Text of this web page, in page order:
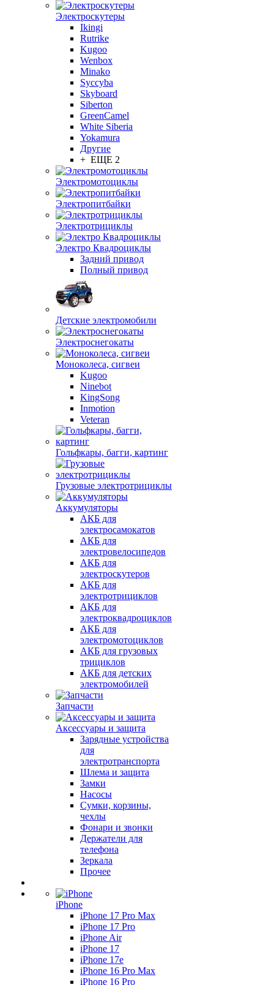
Электроскутеры
Ikingi
Rutrike
Kugoo
Wenbox
Minako
Syccyba
Skyboard
Siberton
GreenCamel
White Siberia
Yokamura
Другие
+ ЕЩЕ 2
Электромотоциклы
Электропитбайки
Электротрициклы
Электро Квадроциклы
Задний привод
Полный привод
Детские электромобили
Электроснегокаты
Моноколеса, сигвеи
Kugoo
Ninebot
KingSong
Inmotion
Veteran
Гольфкары, багги, картинг
Грузовые электротрициклы
Аккумуляторы
АКБ для
электросамокатов
АКБ для
электровелосипедов
АКБ для
электроскутеров
АКБ для
электротрициклов
АКБ для
электроквадроциклов
АКБ для
электромотоциклов
АКБ для грузовых
трициклов
АКБ для детских
электромобилей
Запчасти
Аксессуары и защита
Зарядные устройства
для
электротранспорта
Шлема и защита
Замки
Насосы
Сумки, корзины,
чехлы
Фонари и звонки
Держатели для
телефона
Зеркала
Прочее
iPhone
iPhone 17 Pro Max
iPhone 17 Pro
iPhone Air
iPhone 17
iPhone 17e
iPhone 16 Pro Max
iPhone 16 Pro